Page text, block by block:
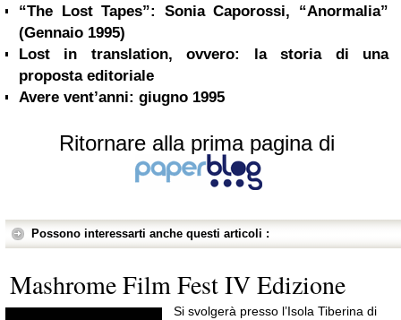
“The Lost Tapes”: Sonia Caporossi, “Anormalia”
(Gennaio 1995)
Lost in translation, ovvero: la storia di una
proposta editoriale
Avere vent’anni: giugno 1995
Ritornare alla prima pagina di
Possono interessarti anche questi articoli :
Mashrome Film Fest IV Edizione
Si svolgerà presso l’Isola Tiberina di